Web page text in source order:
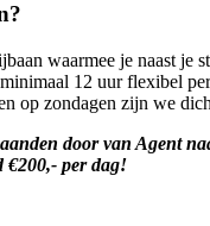
waarmee je naast je
12 uur flexibel
op zondagen zijn we
door van Agent
€200,- per dag!